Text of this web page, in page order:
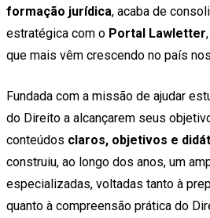
formação jurídica, acaba de
estratégica com o Portal Lawletter
que mais vêm crescendo no país
Fundada com a missão de ajudar
do Direito a alcançarem seus
conteúdos claros, objetivos e
construiu, ao longo dos anos, um
especializadas, voltadas tanto à
quanto à compreensão prática do